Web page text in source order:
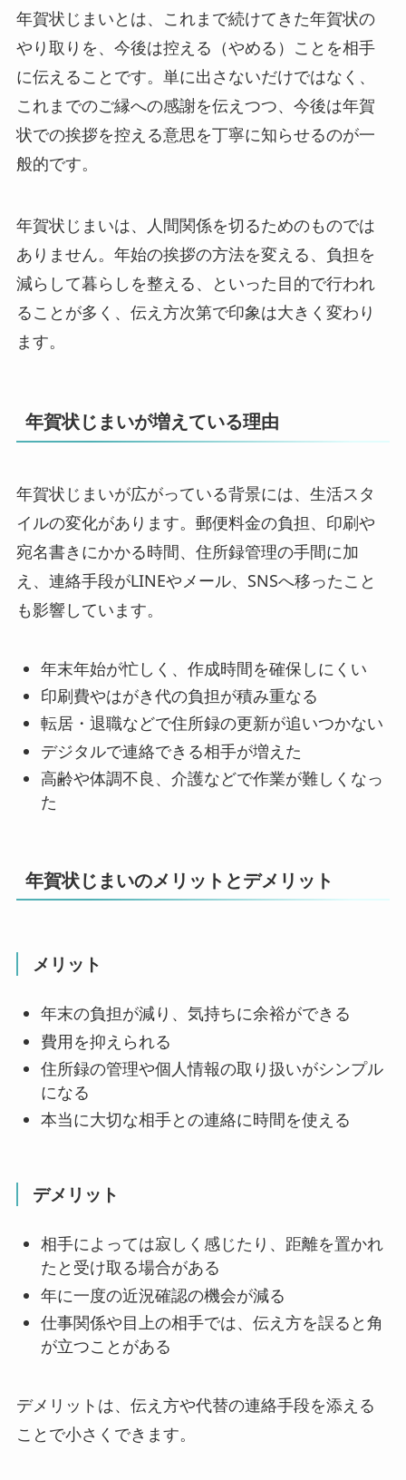
年賀状じまいとは、これまで続けてきた年賀状の
やり取りを、今後は控える（やめる）ことを相手
に伝えることです。単に出さないだけではなく、
これまでのご縁への感謝を伝えつつ、今後は年賀
状での挨拶を控える意思を丁寧に知らせるのが一
般的です。
年賀状じまいは、人間関係を切るためのものでは
ありません。年始の挨拶の方法を変える、負担を
減らして暮らしを整える、といった目的で行われ
ることが多く、伝え方次第で印象は大きく変わり
ます。
年賀状じまいが増えている理由
年賀状じまいが広がっている背景には、生活スタ
イルの変化があります。郵便料金の負担、印刷や
宛名書きにかかる時間、住所録管理の手間に加
え、連絡手段がLINEやメール、SNSへ移ったこと
も影響しています。
年末年始が忙しく、作成時間を確保しにくい
印刷費やはがき代の負担が積み重なる
転居・退職などで住所録の更新が追いつかない
デジタルで連絡できる相手が増えた
高齢や体調不良、介護などで作業が難しくなっ
た
年賀状じまいのメリットとデメリット
メリット
年末の負担が減り、気持ちに余裕ができる
費用を抑えられる
住所録の管理や個人情報の取り扱いがシンプル
になる
本当に大切な相手との連絡に時間を使える
デメリット
相手によっては寂しく感じたり、距離を置かれ
たと受け取る場合がある
年に一度の近況確認の機会が減る
仕事関係や目上の相手では、伝え方を誤ると角
が立つことがある
デメリットは、伝え方や代替の連絡手段を添える
ことで小さくできます。